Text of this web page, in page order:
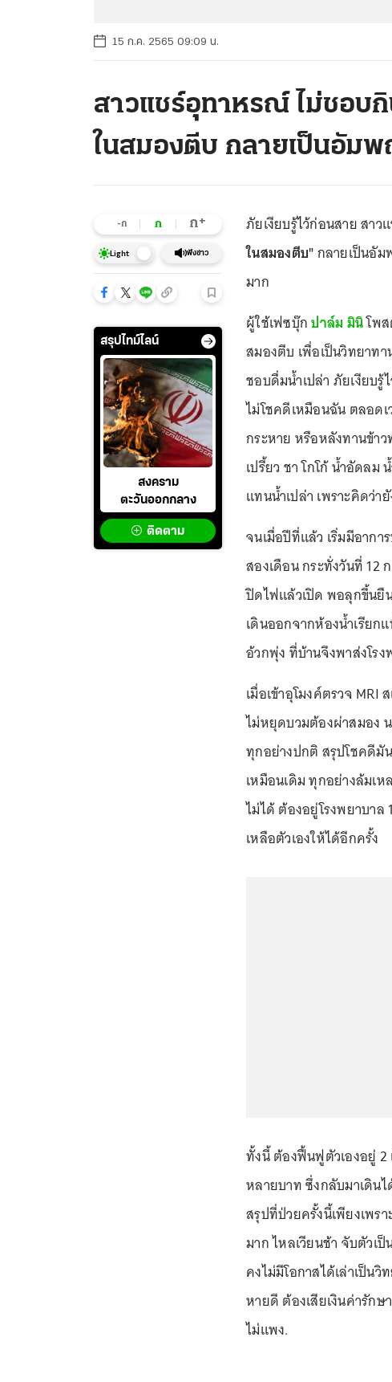
15 ก.ค. 2565 09:09 น.
สาวแชร์อุทาหรณ์ ไม่ชอบกิ
ในสมองตีบ กลายเป็นอัม
-ก ก ก+
Light ฟังข่าว
สรุปไทม์ไลน์
สงคราม
ตะวันออกกลาง
ติดตาม
ภัยเงียบรู้ไว้ก่อนสาย สา
ในสมองตีบ"กลายเป็นอัม
มาก
ผู้ใช้เฟซบุ๊กปาล์ม มินิโพ
สมองตีบ เพื่อเป็นวิทยาท
ชอบดื่มน้ำเปล่า ภัยเงีย
ไม่โชคดีเหมือนฉัน ตลอดเ
กระหาย หรือหลังทานข้า
เปรี้ยว ชา โกโก้ น้ำอัดล
แทนน้ำเปล่า เพราะคิดว่า
จนเมื่อปีที่แล้ว เริ่มมีอาก
สองเดือน กระทั่งวันที่ 12
ปิดไฟแล้วเปิด พอลุกขึ้นยื
เดินออกจากห้องน้ำเรียก
อ้วกพุ่ง ที่บ้านจึงพาส่งโร
เมื่อเข้าอุโมงค์ตรวจ
ไม่หยุดบวมต้องผ่าสมอง
ทุกอย่างปกติ สรุปโชคดีมั
เหมือนเดิม ทุกอย่างล้มเ
ไม่ได้ ต้องอยู่โรงพยาบา
เหลือตัวเองให้ได้อีกครั้ง
ทั้งนี้ ต้องฟื้นฟูตัวเองอยู่ 2
หลายบาท ซึ่งกลับมาเดิน
สรุปที่ป่วยครั้งนี้เพียงเพร
มาก ไหลเวียนช้า จับตัวเ
คงไม่มีโอกาสได้เล่าเป็น
หายดี ต้องเสียเงินค่ารัก
ไม่แพง.